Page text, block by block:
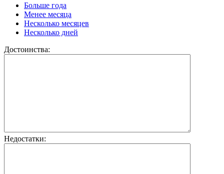
Больше года
Менее месяца
Несколько месяцев
Несколько дней
Достоинства:
Недостатки: